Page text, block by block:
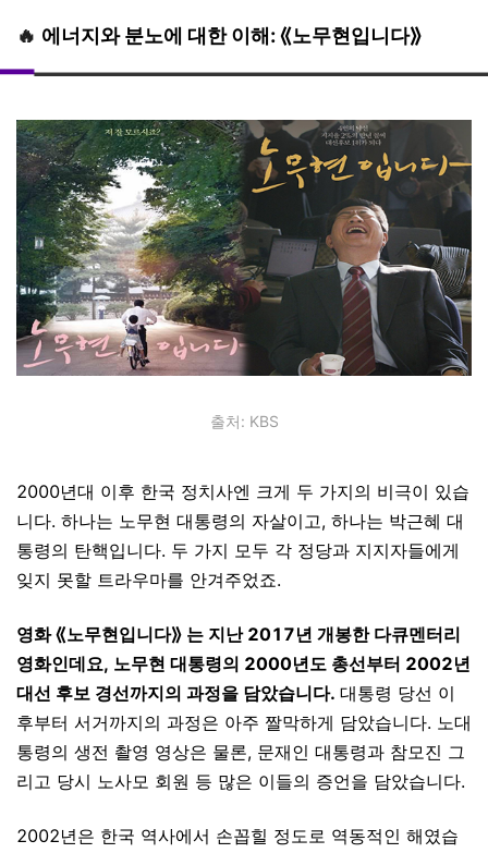
🔥 에너지와 분노에 대한 이해: ⟪노무현입니다⟫
출처: KBS
2000년대 이후 한국 정치사엔 크게 두 가지의 비극이 있습
니다. 하나는 노무현 대통령의 자살이고, 하나는 박근혜 대
통령의 탄핵입니다. 두 가지 모두 각 정당과 지지자들에게
잊지 못할 트라우마를 안겨주었죠.
영화 ⟪노무현입니다⟫ 는 지난 2017년 개봉한 다큐멘터리
영화인데요, 노무현 대통령의 2000년도 총선부터 2002년
대선 후보 경선까지의 과정을 담았습니다. 대통령 당선 이
후부터 서거까지의 과정은 아주 짤막하게 담았습니다. 노대
통령의 생전 촬영 영상은 물론, 문재인 대통령과 참모진 그
리고 당시 노사모 회원 등 많은 이들의 증언을 담았습니다.
2002년은 한국 역사에서 손꼽힐 정도로 역동적인 해였습